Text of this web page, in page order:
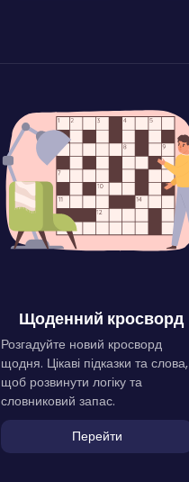
Щоденний кросворд
Розгадуйте новий кросворд
щодня. Цікаві підказки та слова,
щоб розвинути логіку та
словниковий запас.
Перейти